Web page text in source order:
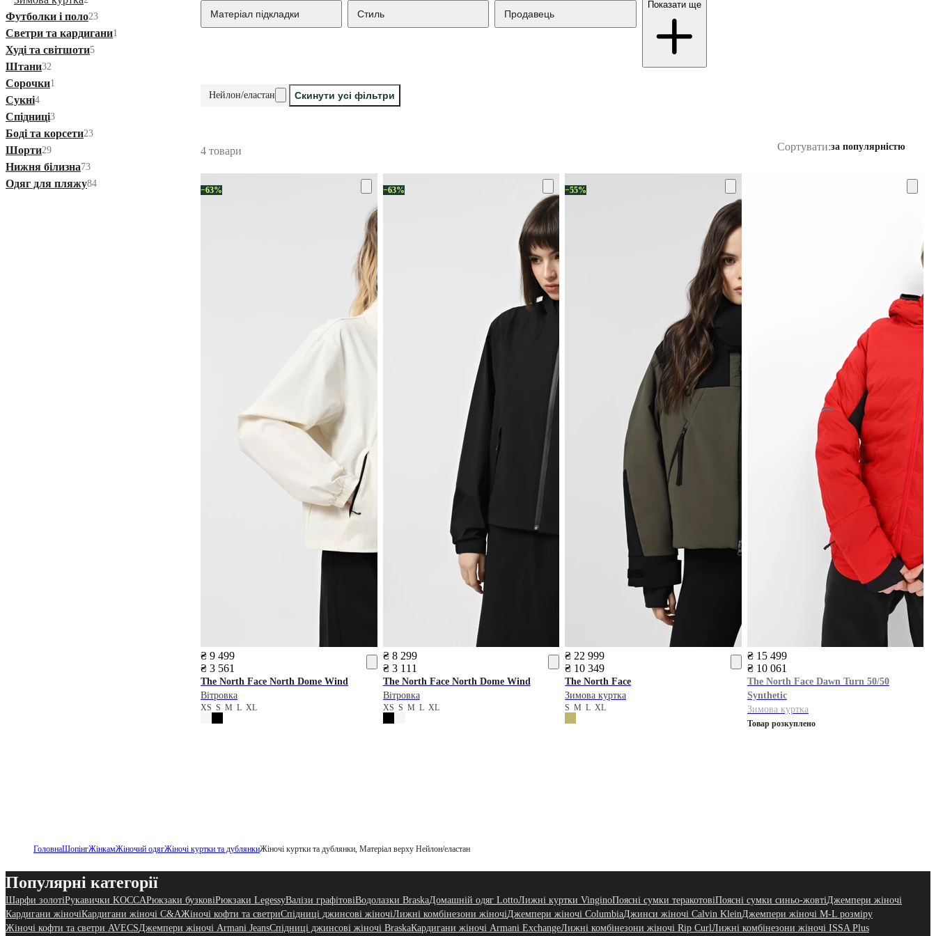
Футболки і поло23
Светри та кардигани1
Худі та світшоти5
Штани32
Сорочки1
Сукні4
Спідниці3
Боді та корсети23
Шорти29
Нижня білизна73
Одяг для пляжу84
Матеріал підкладки Стиль Продавець
Показати ще
Нейлон/еластан Скинути усі фільтри
4 товари Сортувати:за популярністю
−63%
₴ 9 499
₴ 3 561
The North Face North Dome Wind
Вітровка
XS S M L XL
−63%
₴ 8 299
₴ 3 111
The North FaceNorth Dome Wind
Вітровка
XS S M L XL
−55%
₴ 22 999
₴ 10 349
The North Face
Зимова куртка
SMLXL
₴ 15 499
₴ 10 061
The North FaceDawn Turn 50/50
Synthetic
Зимова куртка
Товар розкуплено
ГоловнаШопінгЖінкамЖіночий одягЖіночі куртки та дублянкиЖіночі куртки та дублянки, Матеріал верху Нейлон/еластан
Популярні категорії
Шарфи золотіРукавички KOCCAРюкзаки бузковіРюкзаки LegessyВалізи графітовіВодолазки BraskaДомашній одяг LottoЛижні куртки VinginoПоясні сумки теракотовіПоясні сумки синьо-жовтіДжемпери жіночі
Кардигани жіночіКардигани жіночі C&AЖіночі кофти та светриСпідниці джинсові жіночіЛижні комбінезони жіночіДжемпери жіночі ColumbiaДжинси жіночі Calvin KleinДжемпери жіночі M-L розміру
Жіночі кофти та светри AVECSДжемпери жіночі Armani JeansСпідниці джинсові жіночі BraskaКардигани жіночі Armani ExchangeЛижні комбінезони жіночі Rip CurlЛижні комбінезони жіночі ISSA Plus